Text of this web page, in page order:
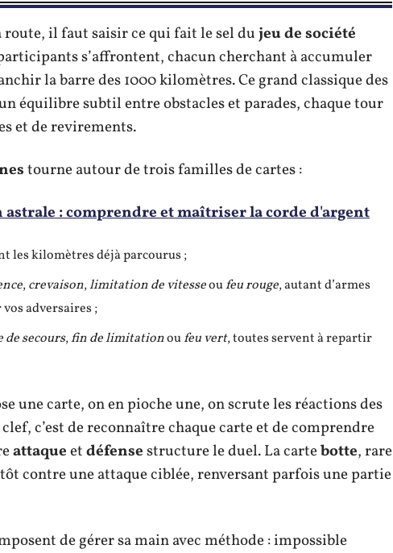
route, il faut saisir ce qui fait le sel dujeu de société
s’affrontent, chacun cherchant à accumuler
la barre des 1000 kilomètres. Ce grand classique des
équilibre subtil entre obstacles et parades, chaque tour
et de revirements.
tourne autour de trois familles de cartes :
: comprendre et maîtriser la corde d'argent
les kilomètres déjà parcourus ;
,crevaison,limitation de vitesseoufeu rouge, autant d’armes
adversaires ;
de secours,fin de limitationoufeu vert, toutes servent à repartir
une carte, on en pioche une, on scrute les réactions des
c’est de reconnaître chaque carte et de comprendre
attaqueetdéfensestructure le duel. La cartebotte, rare
contre une attaque ciblée, renversant parfois une partie
de gérer sa main avec méthode : impossible